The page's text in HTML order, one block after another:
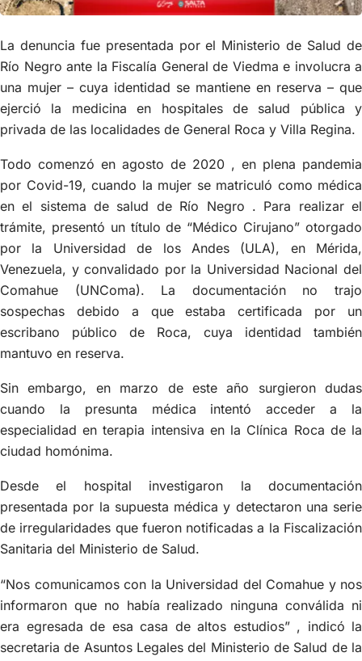
La denuncia fue presentada por el Ministerio de Salud de
Río Negro ante la Fiscalía General de Viedma e involucra a
una mujer – cuya identidad se mantiene en reserva – que
ejerció la medicina en hospitales de salud pública y
privada de las localidades de General Roca y Villa Regina.
Todo comenzó en agosto de 2020 , en plena pandemia
por Covid-19, cuando la mujer se matriculó como médica
en el sistema de salud de Río Negro . Para realizar el
trámite, presentó un título de “Médico Cirujano” otorgado
por la Universidad de los Andes (ULA), en Mérida,
Venezuela, y convalidado por la Universidad Nacional del
Comahue (UNComa). La documentación no trajo
sospechas debido a que estaba certificada por un
escribano público de Roca, cuya identidad también
mantuvo en reserva.
Sin embargo, en marzo de este año surgieron dudas
cuando la presunta médica intentó acceder a la
especialidad en terapia intensiva en la Clínica Roca de la
ciudad homónima.
Desde el hospital investigaron la documentación
presentada por la supuesta médica y detectaron una serie
de irregularidades que fueron notificadas a la Fiscalización
Sanitaria del Ministerio de Salud.
“Nos comunicamos con la Universidad del Comahue y nos
informaron que no había realizado ninguna conválida ni
era egresada de esa casa de altos estudios” , indicó la
secretaria de Asuntos Legales del Ministerio de Salud de la